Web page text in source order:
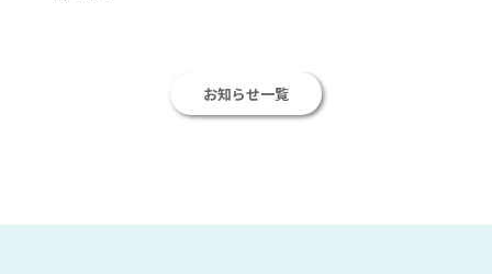
お知らせ一覧